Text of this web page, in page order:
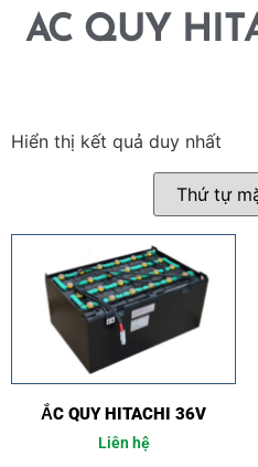
AC QUY
Hiển thị kết quả duy nhất
ẮC QUY HITACHI 36V
Liên hệ